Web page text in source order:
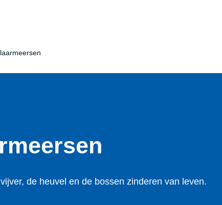
de heuvel en de bossen zinderen van leven.